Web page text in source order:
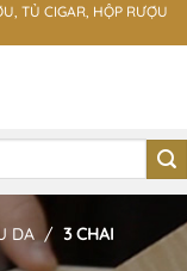
TỦ CIGAR, HỘP RƯỢU
DA / 3 CHAI